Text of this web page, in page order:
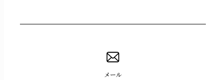
メール